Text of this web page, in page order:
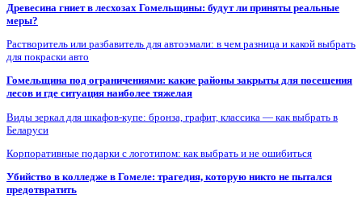
Древесина гниет в лесхозах Гомельщины: будут ли приняты реальные
меры?
Растворитель или разбавитель для автоэмали: в чем разница и какой выбрать
для покраски авто
Гомельщина под ограничениями: какие районы закрыты для посещения
лесов и где ситуация наиболее тяжелая
Виды зеркал для шкафов-купе: бронза, графит, классика — как выбрать в
Беларуси
Корпоративные подарки с логотипом: как выбрать и не ошибиться
Убийство в колледже в Гомеле: трагедия, которую никто не пытался
предотвратить